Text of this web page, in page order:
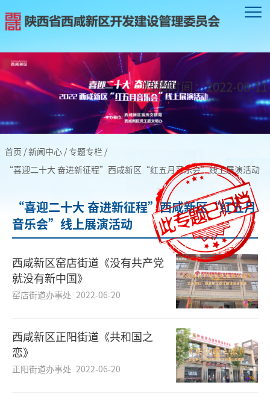
首页 /新闻中心 /专题专栏 /
“喜迎二十大 奋进新征程”西咸新区“红五月音乐会”线上展演活动
“喜迎二十大 奋进新征程”西咸新区“红五月
音乐会”线上展演活动
西咸新区窑店街道《没有共产党
就没有新中国》
窑店街道办事处 2022-06-20
西咸新区正阳街道《共和国之
恋》
正阳街道办事处 2022-06-20
归档时间：2022-08-11